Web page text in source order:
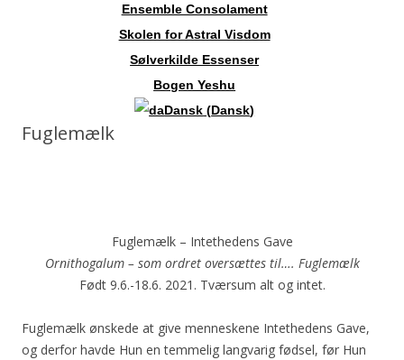
Ensemble Consolament
Skolen for Astral Visdom
Sølverkilde Essenser
Bogen Yeshu
Dansk (Dansk)
Fuglemælk
Fuglemælk – Intethedens Gave
Ornithogalum – som ordret oversættes til…. Fuglemælk
Født 9.6.-18.6. 2021. Tværsum alt og intet.
Fuglemælk ønskede at give menneskene Intethedens Gave,
og derfor havde Hun en temmelig langvarig fødsel, før Hun